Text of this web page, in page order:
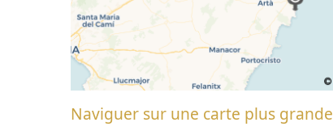
Naviguer sur une carte plus grande